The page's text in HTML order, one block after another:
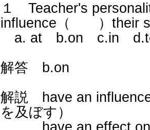
１ Teacher's
influence（ ）their
a. at b.on c.in
解答 b.on
解説 have an
を及ぼす）
have an effect on